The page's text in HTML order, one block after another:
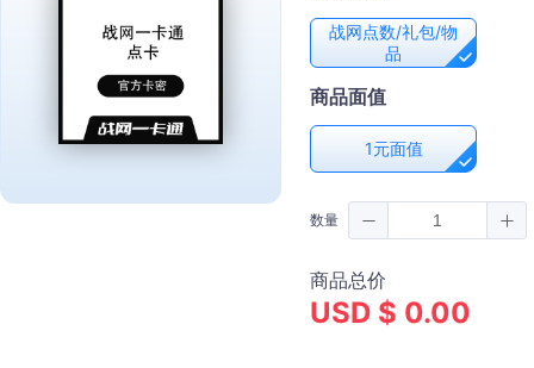
战网点数/礼包/物
品
商品面值
1元面值
数量
商品总价
USD $ 0.00